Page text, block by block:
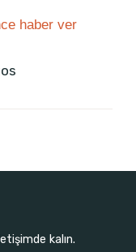
haber ver
kalın.